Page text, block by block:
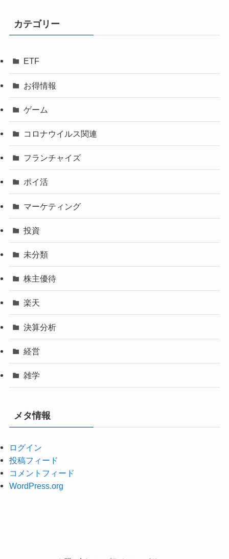
カテゴリー
ETF
お得情報
ゲーム
コロナウイルス関連
フランチャイズ
ポイ活
マーケティング
投資
未分類
株主優待
楽天
決算分析
経営
雑学
メタ情報
ログイン
投稿フィード
コメントフィード
WordPress.org